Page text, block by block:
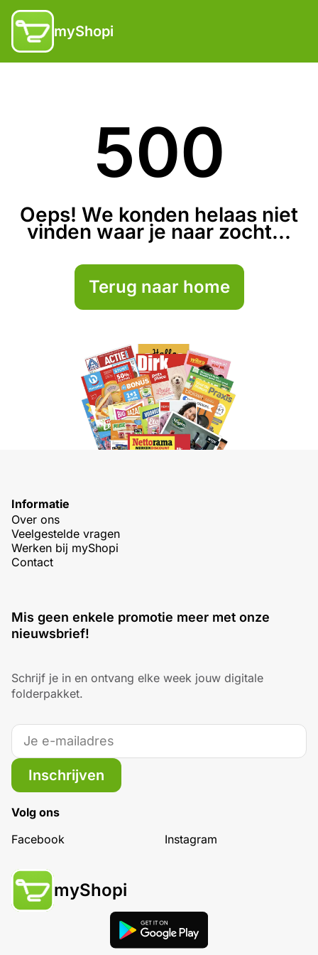
myShopi
500
Oeps! We konden helaas niet
vinden waar je naar zocht...
Terug naar home
Informatie
Over ons
Veelgestelde vragen
Werken bij myShopi
Contact
Mis geen enkele promotie meer met onze
nieuwsbrief!
Schrijf je in en ontvang elke week jouw digitale
folderpakket.
Inschrijven
Volg ons
Facebook
Instagram
myShopi